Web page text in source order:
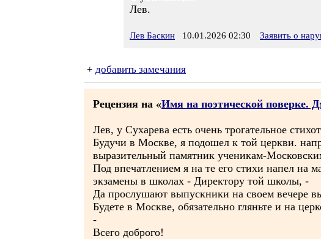
Лев.
Лев Баскин 10.01.2026 02:30 Заявить о
+ добавить замечания
Рецензия на «Имя на поэтической поверке.
Лев, у Сухарева есть очень трогательное
Будучи в Москве, я подошел к той церкви.
выразительный памятник ученикам-
Под впечатлением я на те его стихи напел на
экзамены в школах - Директору той школы, -
Да прослушают выпускники на своем вечере
Будете в Москве, обязательно гляньте и на
-
Всего доброго!